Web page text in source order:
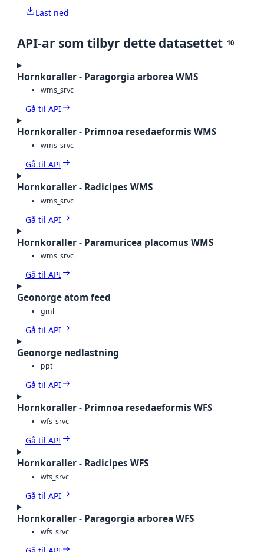
Last ned
API-ar som tilbyr dette datasettet 10
Hornkoraller - Paragorgia arborea WMS
wms_srvc
Gå til API
Hornkoraller - Primnoa resedaeformis WMS
wms_srvc
Gå til API
Hornkoraller - Radicipes WMS
wms_srvc
Gå til API
Hornkoraller - Paramuricea placomus WMS
wms_srvc
Gå til API
Geonorge atom feed
gml
Gå til API
Geonorge nedlastning
ppt
Gå til API
Hornkoraller - Primnoa resedaeformis WFS
wfs_srvc
Gå til API
Hornkoraller - Radicipes WFS
wfs_srvc
Gå til API
Hornkoraller - Paragorgia arborea WFS
wfs_srvc